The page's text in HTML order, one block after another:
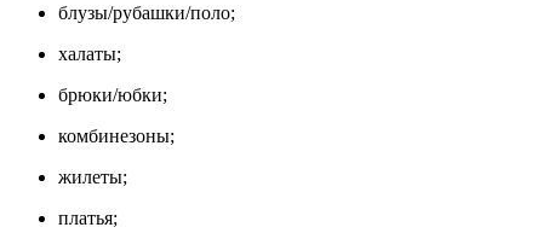
блузы/рубашки/поло;
халаты;
брюки/юбки;
комбинезоны;
жилеты;
платья;